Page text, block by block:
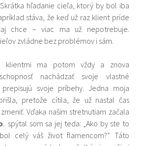
hľadanie cieľa, ktorý by bol iba
stáva, že keď už raz klient príde
chce – viac ma už nepotrebuje.
zvládne bez problémov i sám.
klientmi ma potom vždy a znova
nachádzať svoje vlastné
svoje príbehy. Jedna moja
pretože cítila, že už nastal čas
Vďaka našim stretnutiam začala
.. spýtal som sa jej teda: „Ako by ste to
celý váš život flamencom?“ Táto